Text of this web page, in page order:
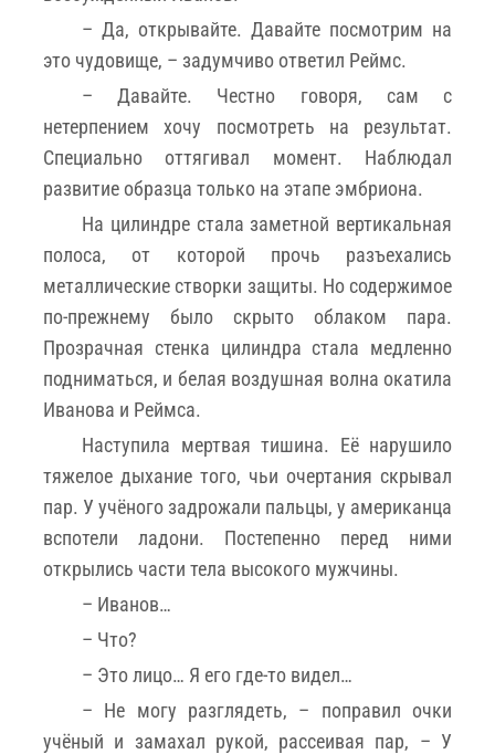
– Да, открывайте. Давайте посмотрим на
это чудовище, – задумчиво ответил Реймс.
– Давайте. Честно говоря, сам с
нетерпением хочу посмотреть на результат.
Специально оттягивал момент. Наблюдал
развитие образца только на этапе эмбриона.
На цилиндре стала заметной вертикальная
полоса, от которой прочь разъехались
металлические створки защиты. Но содержимое
по-прежнему было скрыто облаком пара.
Прозрачная стенка цилиндра стала медленно
подниматься, и белая воздушная волна окатила
Иванова и Реймса.
Наступила мертвая тишина. Её нарушило
тяжелое дыхание того, чьи очертания скрывал
пар. У учёного задрожали пальцы, у американца
вспотели ладони. Постепенно перед ними
открылись части тела высокого мужчины.
– Иванов…
– Что?
– Это лицо… Я его где-то видел…
– Не могу разглядеть, – поправил очки
учёный и замахал рукой, рассеивая пар, – У